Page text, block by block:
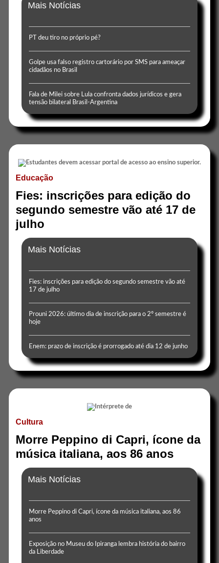
Mais Notícias
PT deu tiro no próprio pé?
Golpe usa falso registro cartorário por SMS para ameaçar
cidadãos no Brasil
Fala de Milei sobre Lula confronta dados jurídicos e gera
tensão bilateral Brasil-Argentina
Educação
Fies: inscrições para edição do
segundo semestre vão até 17 de
julho
Mais Notícias
Fies: inscrições para edição do segundo semestre vão até
17 de julho
Prouni 2026: último dia de inscrição para o 2º semestre é
hoje
Enem: prazo de inscrição é prorrogado até dia 12 de junho
Cultura
Morre Peppino di Capri, ícone da
música italiana, aos 86 anos
Mais Notícias
Morre Peppino di Capri, ícone da música italiana, aos 86
anos
Exposição no Museu do Ipiranga lembra história do bairro
da Liberdade